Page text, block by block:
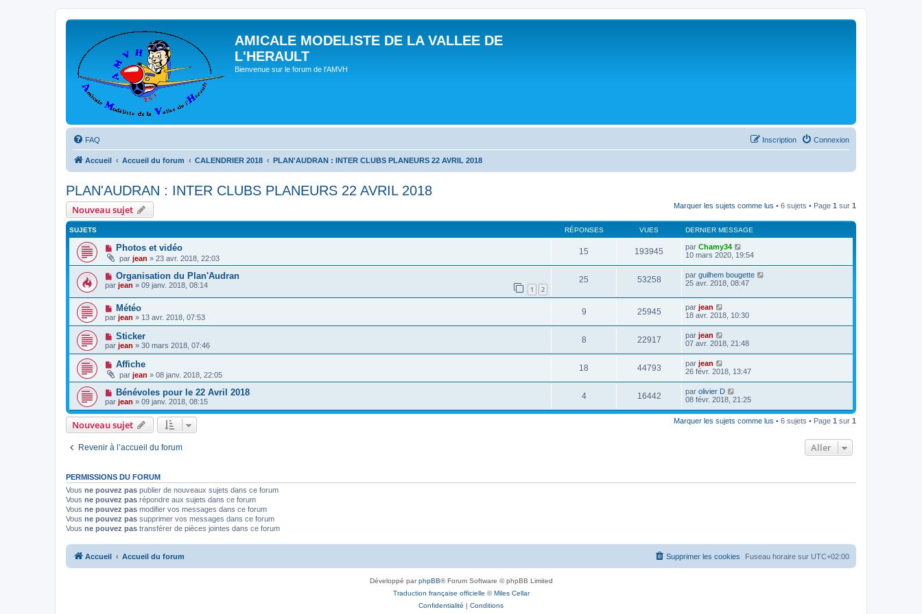
AMICALE MODELISTE DE LA VALLEE DE
L'HERAULT
Bienvenue sur le forum de l'AMVH
FAQ Connexion
Inscription
Accueil Accueil du forum CALENDRIER 2018 PLAN'AUDRAN : INTER CLUBS PLANEURS 22 AVRIL 2018
PLAN'AUDRAN : INTER CLUBS PLANEURS 22 AVRIL 2018
Nouveau sujet Marquer les sujets comme lus • 6 sujets • Page 1 sur 1
SUJETS RÉPONSES VUES DERNIER MESSAGE
Photos et vidéo
par jean » 23 avr. 2018, 22:03
15 193945 par Chamy34
10 mars 2020, 19:54
Organisation du Plan'Audran
par jean » 09 janv. 2018, 08:14 1 2
25 53258 par guilhem bougette
25 avr. 2018, 08:47
Météo
par jean » 13 avr. 2018, 07:53
9 25945 par jean
18 avr. 2018, 10:30
Sticker
par jean » 30 mars 2018, 07:46
8 22917 par jean
07 avr. 2018, 21:48
Affiche
par jean » 08 janv. 2018, 22:05
18 44793 par jean
26 févr. 2018, 13:47
Bénévoles pour le 22 Avril 2018
par jean » 09 janv. 2018, 08:15
4 16442 par olivier D
08 févr. 2018, 21:25
Nouveau sujet Marquer les sujets comme lus • 6 sujets • Page 1 sur 1
Revenir à l’accueil du forum Aller
PERMISSIONS DU FORUM
Vous ne pouvez pas publier de nouveaux sujets dans ce forum
Vous ne pouvez pas répondre aux sujets dans ce forum
Vous ne pouvez pas modifier vos messages dans ce forum
Vous ne pouvez pas supprimer vos messages dans ce forum
Vous ne pouvez pas transférer de pièces jointes dans ce forum
Accueil Accueil du forum Fuseau horaire sur UTC+02:00
Supprimer les cookies
Développé parphpBB® Forum Software © phpBB Limited
Traduction française officielle ©Miles Cellar
Confidentialité | Conditions